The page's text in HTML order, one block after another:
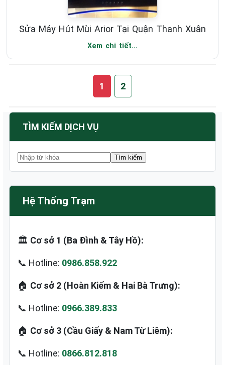
Sửa Máy Hút Mùi Arior Tại Quận Thanh Xuân
Xem chi tiết...
1 2
TÌM KIẾM DỊCH VỤ
Hệ Thống Trạm
🏛️ Cơ sở 1 (Ba Đình & Tây Hồ):
📞 Hotline: 0986.858.922
🏠 Cơ sở 2 (Hoàn Kiếm & Hai Bà Trưng):
📞 Hotline: 0966.389.833
🏠 Cơ sở 3 (Cầu Giấy & Nam Từ Liêm):
📞 Hotline: 0866.812.818